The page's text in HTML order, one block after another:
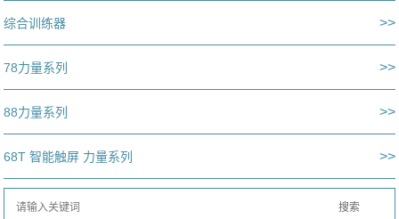
综合训练器 >>
78力量系列 >>
88力量系列 >>
68T 智能触屏 力量系列 >>